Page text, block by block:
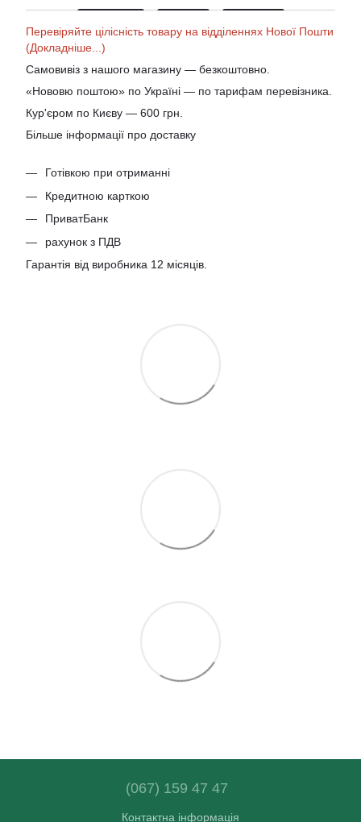
Перевіряйте цілісність товару на відділеннях Нової Пошти
(Докладніше...)
Самовивіз з нашого магазину — безкоштовно.
«Нововю поштою» по Україні — по тарифам перевізника.
Кур'єром по Києву — 600 грн.
Більше інформації про доставку
Готівкою при отриманні
Кредитною карткою
ПриватБанк
рахунок з ПДВ
Гарантія від виробника 12 місяців.
(067) 159 47 47
Контактна інформація